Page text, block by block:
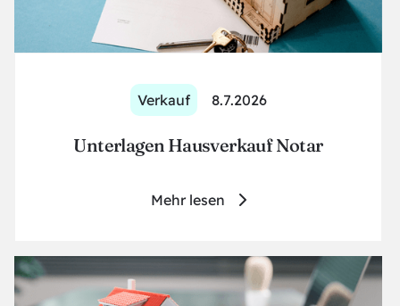
Verkauf 8.7.2026
Unterlagen Hausverkauf Notar
Mehr lesen